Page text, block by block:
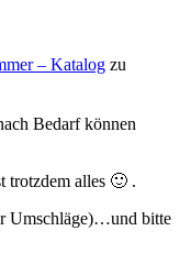
– Katalog zu
Bedarf können
trotzdem alles 🙂 .
Umschläge)…und bitte